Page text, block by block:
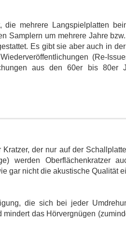
mehrere Langspielplatten
Samplern um mehrere Jahre
Es gibt sie aber auch in
(Re-
aus den 60er bis 80er
der nur auf der
werden Oberflächenkratzer
gar nicht die akustische Qualität
die sich bei jeder
das Hörvergnügen